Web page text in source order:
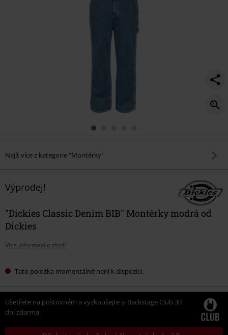
Najít více z kategorie "Montérky"
Výprodej!
"Dickies Classic Denim BIB" Montérky modrá od
Dickies
Více informací o zboží
Tato položka momentálně není k dispozici.
Ušetřete na poštovném a vyzkoušejte si Backstage Club 30
dní zdarma: